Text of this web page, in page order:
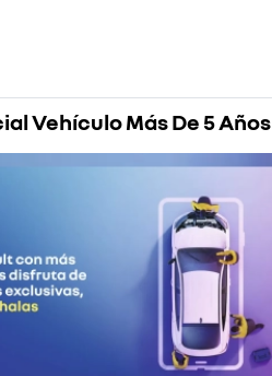
Vehículo Más De 5 Años